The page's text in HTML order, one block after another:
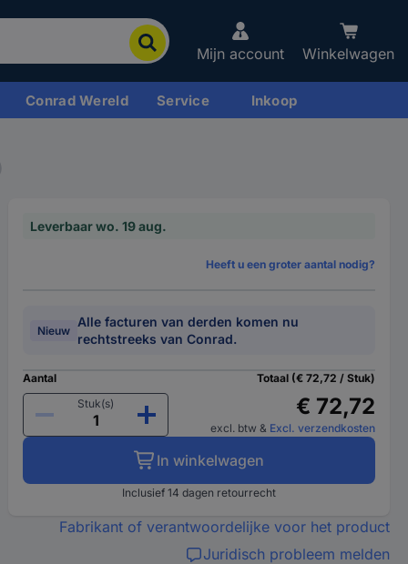
Mijn account Winkelwagen
Conrad Wereld Service Inkoop
Leverbaar wo. 19 aug.
Heeft u een groter aantal nodig?
Nieuw
Alle facturen van derden komen nu
rechtstreeks van Conrad.
Aantal
Stuk(s)
Totaal (€ 72,72 / Stuk)
€ 72,72
excl. btw & Excl. verzendkosten
In winkelwagen
Inclusief 14 dagen retourrecht
Fabrikant of verantwoordelijke voor het product
Juridisch probleem melden